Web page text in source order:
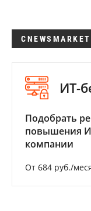
CNEWSMARKET
ИТ-
Подобрать
повышения
компании
От 684 руб./